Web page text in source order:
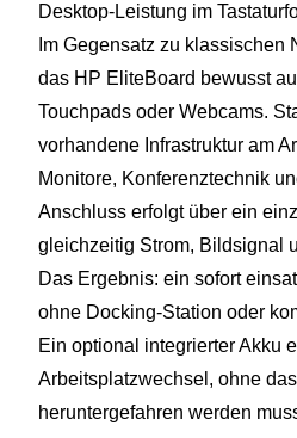
Desktop-Leistung im
Im Gegensatz zu klassischen
das HP EliteBoard bewusst
Touchpads oder Webcams.
vorhandene Infrastruktur am
Monitore, Konferenztechnik
Anschluss erfolgt über ein
gleichzeitig Strom, Bildsignal
Das Ergebnis: ein sofort
ohne Docking-Station oder
Ein optional integrierter Akku
Arbeitsplatzwechsel, ohne
heruntergefahren werden